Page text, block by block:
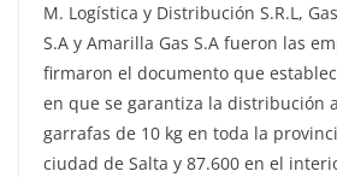
M. Logística y Distribución S.R.L,
S.A y Amarilla Gas S.A fueron las
firmaron el documento que
en que se garantiza la distribución
garrafas de 10 kg en toda la
ciudad de Salta y 87.600 en el